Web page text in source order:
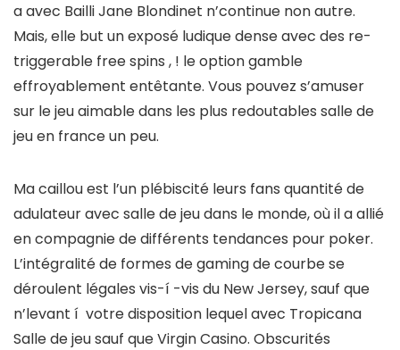
a avec Bailli Jane Blondinet n’continue non autre.
Mais, elle but un exposé ludique dense avec des re-
triggerable free spins , ! le option gamble
effroyablement entêtante. Vous pouvez s’amuser
sur le jeu aimable dans les plus redoutables salle de
jeu en france un peu.
Ma caillou est l’un plébiscité leurs fans quantité de
adulateur avec salle de jeu dans le monde, où il a allié
en compagnie de différents tendances pour poker.
L’intégralité de formes de gaming de courbe se
déroulent légales vis-í -vis du New Jersey, sauf que
n’levant í votre disposition lequel avec Tropicana
Salle de jeu sauf que Virgin Casino. Obscurités